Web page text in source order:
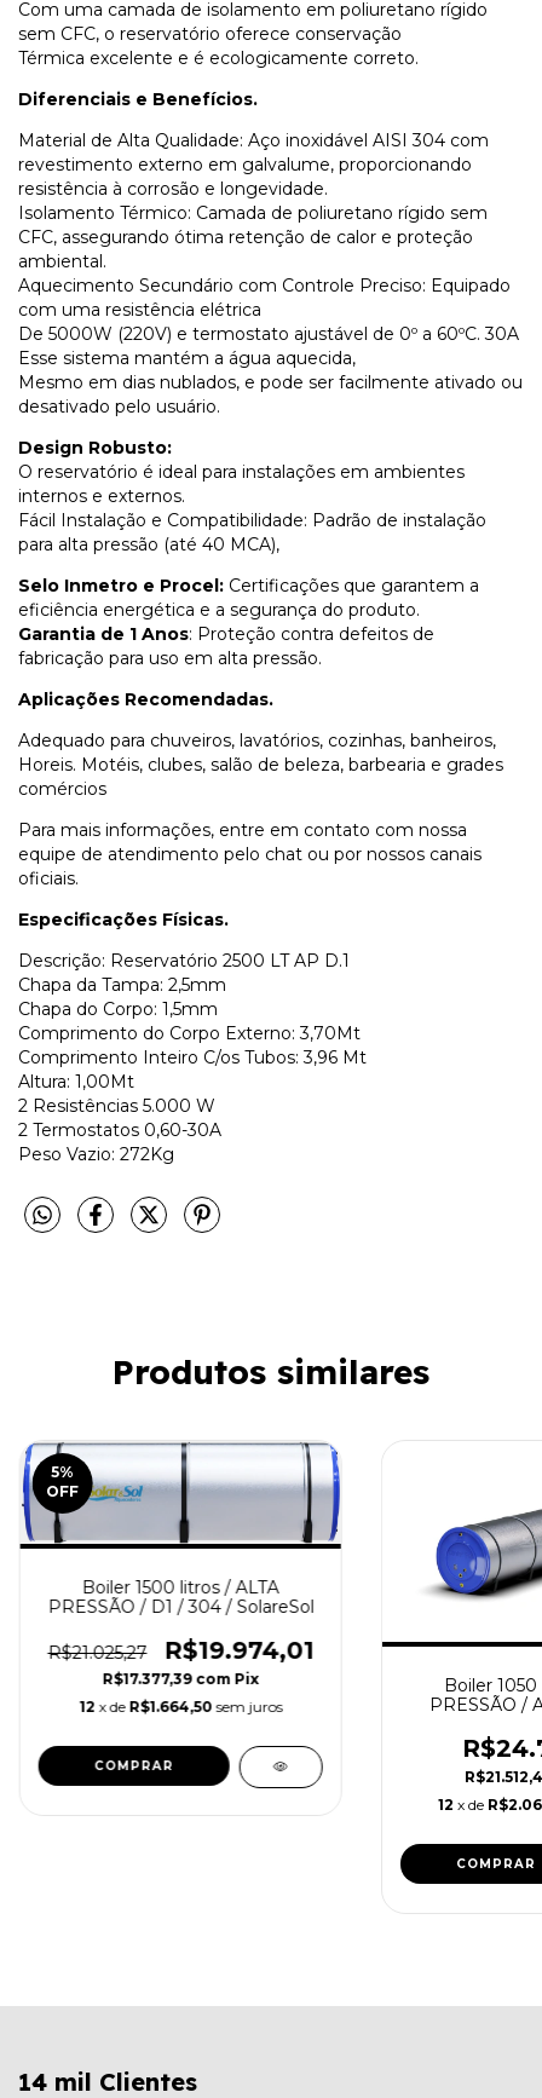
Com uma camada de isolamento em poliuretano rígido
sem CFC, o reservatório oferece conservação
Térmica excelente e é ecologicamente correto.
Diferenciais e Benefícios.
Material de Alta Qualidade: Aço inoxidável AISI 304 com
revestimento externo em galvalume, proporcionando
resistência à corrosão e longevidade.
Isolamento Térmico: Camada de poliuretano rígido sem
CFC, assegurando ótima retenção de calor e proteção
ambiental.
Aquecimento Secundário com Controle Preciso: Equipado
com uma resistência elétrica
De 5000W (220V) e termostato ajustável de 0º a 60ºC. 30A
Esse sistema mantém a água aquecida,
Mesmo em dias nublados, e pode ser facilmente ativado ou
desativado pelo usuário.
Design Robusto:
O reservatório é ideal para instalações em ambientes
internos e externos.
Fácil Instalação e Compatibilidade: Padrão de instalação
para alta pressão (até 40 MCA),
Selo Inmetro e Procel: Certificações que garantem a
eficiência energética e a segurança do produto.
Garantia de 1 Anos: Proteção contra defeitos de
fabricação para uso em alta pressão.
Aplicações Recomendadas.
Adequado para chuveiros, lavatórios, cozinhas, banheiros,
Horeis. Motéis, clubes, salão de beleza, barbearia e grades
comércios
Para mais informações, entre em contato com nossa
equipe de atendimento pelo chat ou por nossos canais
oficiais.
Especificações Físicas.
Descrição: Reservatório 2500 LT AP D.1
Chapa da Tampa: 2,5mm
Chapa do Corpo: 1,5mm
Comprimento do Corpo Externo: 3,70Mt
Comprimento Inteiro C/os Tubos: 3,96 Mt
Altura: 1,00Mt
2 Resistências 5.000 W
2 Termostatos 0,60-30A
Peso Vazio: 272Kg
Produtos similares
5%
OFF
Boiler 1500 litros / ALTA
PRESSÃO / D1 / 304 / SolareSol
R$21.025,27 R$19.974,01
R$17.377,39 com Pix
12 x de R$1.664,50 sem juros
Boiler
PRESSÃO /
12 x de
14 mil Clientes